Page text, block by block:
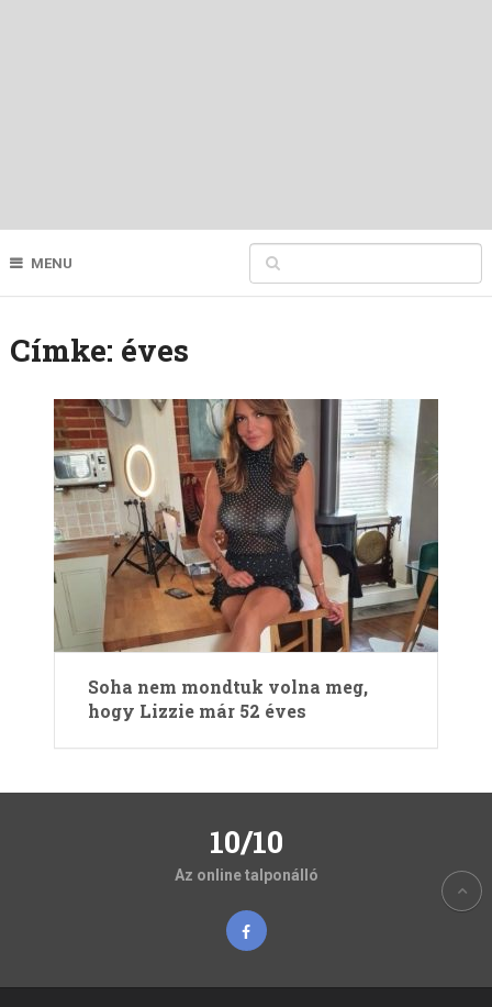
MENU
Címke: éves
Soha nem mondtuk volna meg,
hogy Lizzie már 52 éves
10/10
Az online talponálló